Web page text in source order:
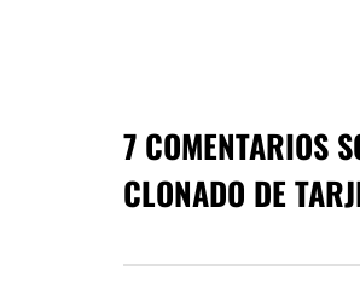
7 COMENTARIOS
CLONADO DE